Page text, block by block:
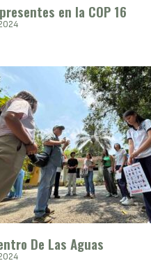
en la COP 16
De Las Aguas